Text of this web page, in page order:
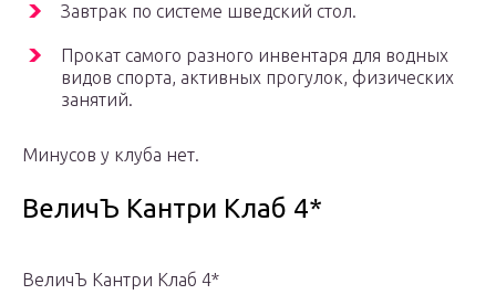
Завтрак по системе шведский стол.
Прокат самого разного инвентаря для водных
видов спорта, активных прогулок, физических
занятий.
Минусов у клуба нет.
ВеличЪ Кантри Клаб 4*
ВеличЪ Кантри Клаб 4*